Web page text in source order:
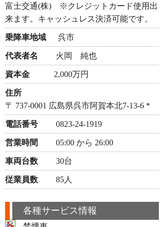
富士交通(株) ※クレジットカード使用出
来ます。キャッシュレス決済可能です。
乗降車地域 呉市
代表者名 火岡 純也
資本金 2,000万円
住所
〒 737-0001 広島県呉市阿賀本北7-13-6 *
電話番号 0823-24-1919
営業時間 05:00 から 26:00
車両台数 30台
従業員数 85人
各種サービス情報